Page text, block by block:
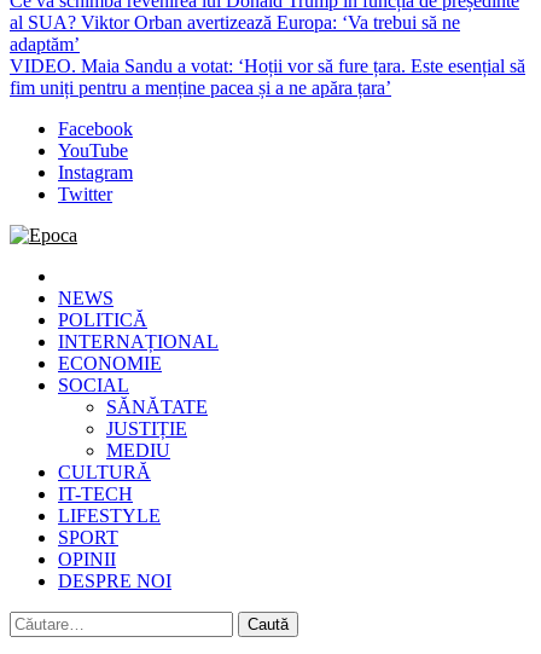
al SUA? Viktor Orban avertizează Europa: ‘Va trebui să ne
adaptăm’
VIDEO. Maia Sandu a votat: ‘Hoții vor să fure țara. Este esențial să
fim uniți pentru a menține pacea și a ne apăra țara’
Facebook
YouTube
Instagram
Twitter
Epoca
Cele mai noi știri online din România
NEWS
POLITICĂ
INTERNAȚIONAL
ECONOMIE
SOCIAL
SĂNĂTATE
JUSTIȚIE
MEDIU
CULTURĂ
IT-TECH
LIFESTYLE
SPORT
OPINII
DESPRE NOI
Caută
după: